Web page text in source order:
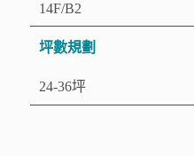
14F/B2
坪數規劃
24-36坪